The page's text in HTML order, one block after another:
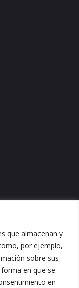
que almacenan y
por ejemplo,
sobre sus
en que se
en
Cruz